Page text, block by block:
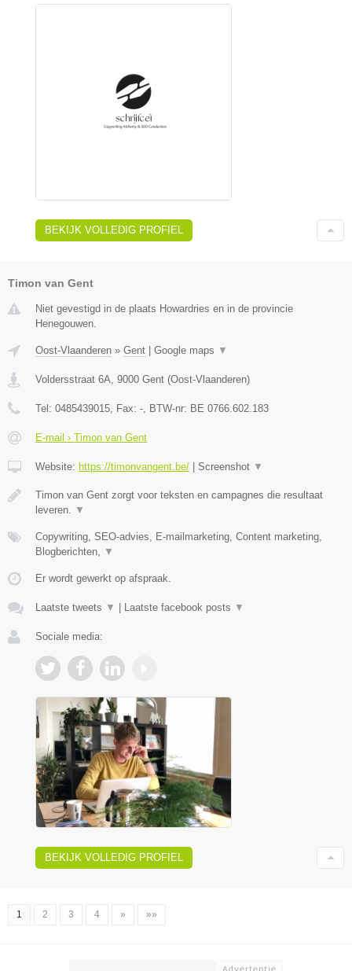
BEKIJK VOLLEDIG PROFIEL
Timon van Gent
Niet gevestigd in de plaats Howardries en in de provincie
Henegouwen.
Oost-Vlaanderen » Gent Google maps ▼
Voldersstraat 6A, 9000 Gent (Oost-Vlaanderen)
Tel: 0485439015, Fax: -, BTW-nr: BE 0766.602.183
E-mail › Timon van Gent
Website: https://timonvangent.be/ Screenshot ▼
Timon van Gent zorgt voor teksten en campagnes die resultaat
leveren. ▼
Copywriting, SEO-advies, E-mailmarketing, Content marketing,
Blogberichten, ▼
Er wordt gewerkt op afspraak.
Laatste tweets ▼ Laatste facebook posts ▼
Sociale media:
BEKIJK VOLLEDIG PROFIEL
1 2 3 4 » »»